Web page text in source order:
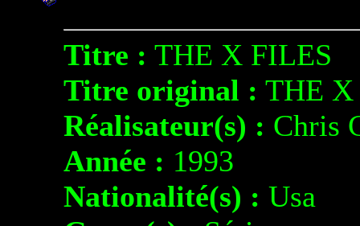
Titre : THE X FILES
Titre original : THE
Réalisateur(s) : Chris
Année : 1993
Nationalité(s) : Usa